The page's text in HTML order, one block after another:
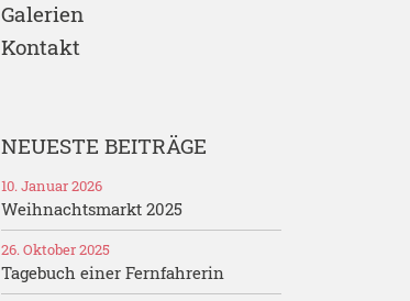
Galerien
Kontakt
NEUESTE BEITRÄGE
Weihnachtsmarkt 2025
10. Januar 2026
Tagebuch einer Fernfahrerin
26. Oktober 2025